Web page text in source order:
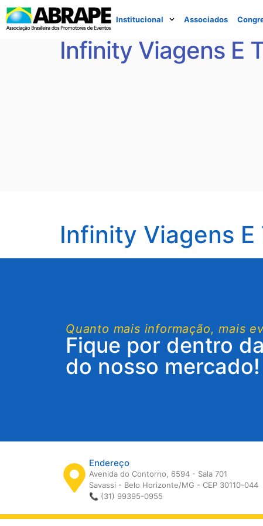
Institucional Associados
Infinity Viagens E
Infinity Viagens E
Quanto mais informação, mais
Fique por dentro
do nosso mercado!
Endereço
Avenida do Contorno, 6594 - Sala 701
Savassi - Belo Horizonte/MG - CEP 30110-044
📞 (31) 99395-0955